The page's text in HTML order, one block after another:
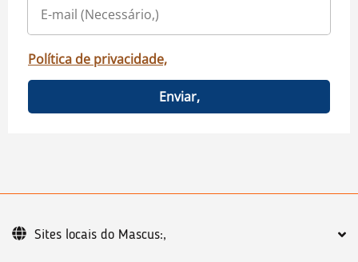
Política de privacidade,
Enviar,
Sites locais do Mascus:,